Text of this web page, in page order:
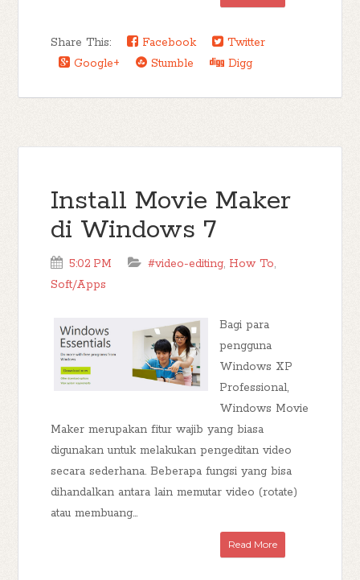
Share This: Facebook
Twitter
Google+
Stumble Digg
Install Movie Maker
di Windows 7
5:02 PM #video-editing, How To,
Soft/Apps
Bagi para
pengguna
Windows XP
Professional,
Windows Movie
Maker merupakan fitur wajib yang biasa
digunakan untuk melakukan pengeditan video
secara sederhana. Beberapa fungsi yang bisa
dihandalkan antara lain memutar video (rotate)
atau membuang...
Read More